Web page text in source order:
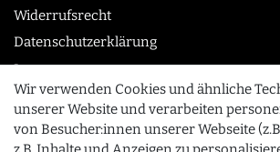
Widerrufsrecht
Datenschutzerklärung
Impressum
KONTAKT
Wir verwenden Cookies und ähnliche
unserer Website und verarbeiten
von Besucher:innen unserer Webseite